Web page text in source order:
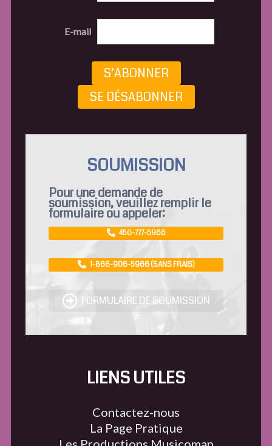
E-mail
S’ABONNER
SE DÉSABONNER
SOUMISSION
Pour une demande de
soumission, veuillez remplir le
formulaire ou appeler:
450-777-5966
1-866-906-5966 (SANS FRAIS)
FORMULAIRE DE SOUMISSION
LIENS UTILES
Contactez-nous
La Page Pratique